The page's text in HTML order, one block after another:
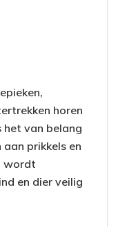
horen
het van belang
prikkels en
wordt
en dier veilig